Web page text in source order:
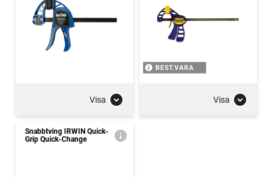
Visa
BEST.VARA
Visa
Snabbtving IRWIN Quick-
Grip Quick-Change